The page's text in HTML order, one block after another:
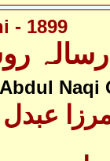
- 1899
Naqi